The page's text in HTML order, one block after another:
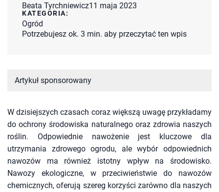
Beata Tyrchniewicz11 maja 2023
KATEGORIA:
Ogród
Potrzebujesz ok. 3 min. aby przeczytać ten wpis
Artykuł sponsorowany
W dzisiejszych czasach coraz większą uwagę przykładamy
do ochrony środowiska naturalnego oraz zdrowia naszych
roślin. Odpowiednie nawożenie jest kluczowe dla
utrzymania zdrowego ogrodu, ale wybór odpowiednich
nawozów ma również istotny wpływ na środowisko.
Nawozy ekologiczne, w przeciwieństwie do nawozów
chemicznych, oferują szereg korzyści zarówno dla naszych